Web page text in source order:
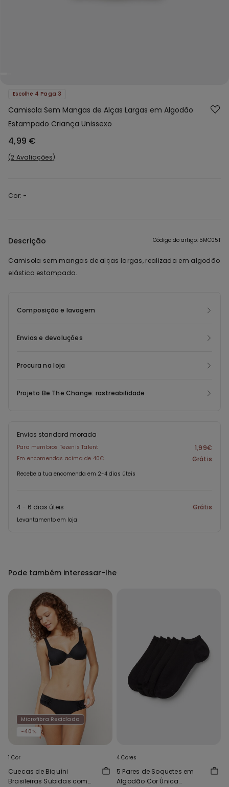
Escolhe 4 Paga 3
Camisola Sem Mangas de Alças Largas em Algodão
Estampado Criança Unissexo
4,99 €
2 Avaliações
Cor: -
Descrição Código do artigo: 5MC05T
Camisola sem mangas de alças largas, realizada em algodão
elástico estampado.
Composição e lavagem
Envios e devoluções
Procura na loja
Projeto Be The Change: rastreabilidade
Envios standard morada
Para membros Tezenis Talent 1,99€
Em encomendas acima de 40€ Grátis
Recebe a tua encomenda em 2-4 dias úteis
4 - 6 dias úteis Grátis
Levantamento em loja
Pode também interessar-lhe
Microfibra Reciclada
-40%
1 Cor
Cuecas de Biquíni
Brasileiras Subidas com
4 Cores
5 Pares de Soquetes em
Algodão Cor Única